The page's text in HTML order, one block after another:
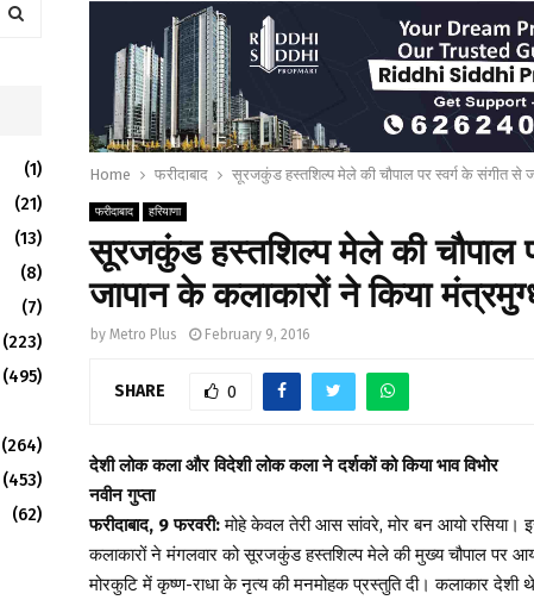
Home फरीदाबाद सूरजकुंड हस्तशिल्प मेले की चौपाल पर स्वर्ग के संगीत से
फरीदाबाद हरियाणा
सूरजकुंड हस्तशिल्प मेले की चौपाल
जापान के कलाकारों ने किया
by Metro Plus February 9, 2016
SHARE 0
देशी लोक कला और विदेशी लोक कला ने दर्शकों को किया भाव विभोर
नवीन गुप्ता
फरीदाबाद, 9 फरवरी:मोहे केवल तेरी आस सांवरे, मोर बन आयो
कलाकारों ने मंगलवार को सूरजकुंड हस्तशिल्प मेले की मुख्य चौपाल पर
मोरकुटि में कृष्ण-राधा के नृत्य की मनमोहक प्रस्तुति दी। कलाकार देशी
R
C
(1)
(21)
(13)
(8)
(7)
(223)
(495)
(264)
(453)
(62)